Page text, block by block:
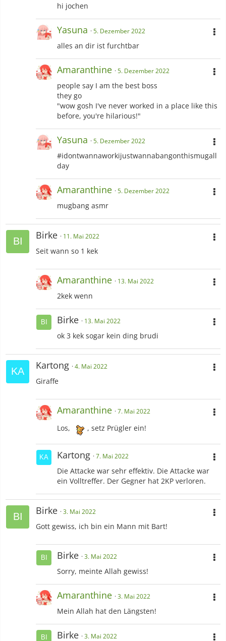
hi jochen
Yasuna 5. Dezember 2022
alles an dir ist furchtbar
Amaranthine 5. Dezember 2022
people say I am the best boss
they go
"wow gosh I've never worked in a place like this
before, you're hilarious!"
Yasuna 5. Dezember 2022
#idontwannaworkijustwannabangonthismugall
day
Amaranthine 5. Dezember 2022
mugbang asmr
Birke 11. Mai 2022
Seit wann so 1 kek
Amaranthine 13. Mai 2022
2kek wenn
Birke 13. Mai 2022
ok 3 kek sogar kein ding brudi
Kartong 4. Mai 2022
Giraffe
Amaranthine 7. Mai 2022
Los, , setz Prügler ein!
Kartong 7. Mai 2022
Die Attacke war sehr effektiv. Die Attacke war
ein Volltreffer. Der Gegner hat 2KP verloren.
Birke 3. Mai 2022
Gott gewiss, ich bin ein Mann mit Bart!
Birke 3. Mai 2022
Sorry, meinte Allah gewiss!
Amaranthine 3. Mai 2022
Mein Allah hat den Längsten!
Birke 3. Mai 2022